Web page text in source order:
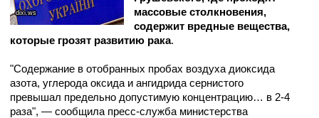
dixi.ws
массовые столкновения,
содержит вредные вещества,
которые грозят развитию рака.
"Содержание в отобранных пробах воздуха диоксида
азота, углерода оксида и ангидрида сернистого
превышал предельно допустимую концентрацию… в 2-4
раза", — сообщила пресс-служба министерства